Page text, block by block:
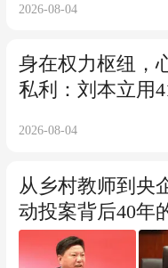
2026-08-04
身在权力枢纽，
私利：刘本立用
2026-08-04
从乡村教师到央
动投案背后40年